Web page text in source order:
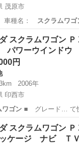
茂原市
車種名： スクラムワゴ
の他
スクラムワゴン
パワーウインド
円
2006年
印西市
ワゴン■ グレード… て
の他
スクラムワゴン
ッケージ ナビ